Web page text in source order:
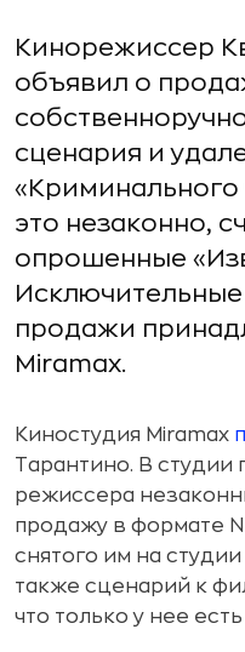
Кинорежиссер
объявил о
сценария и
«Криминального
это незаконно,
опрошенные
продажи
Miramax.
Киностудия Miramax
Тарантино. В студии
режиссера
продажу в формате
снятого им на
также сценарий к
что только у нее